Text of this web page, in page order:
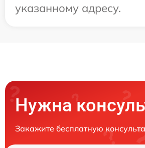
указанному адресу.
Нужна
Закажите бесплатную